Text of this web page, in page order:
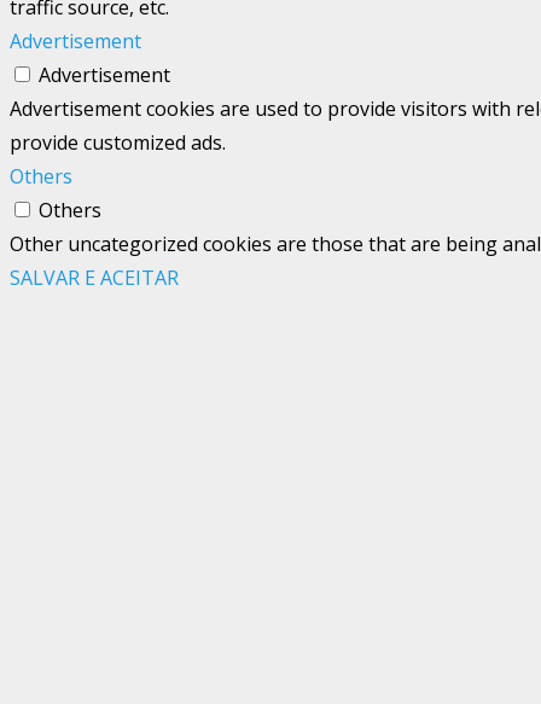
traffic source, etc.
Advertisement
Advertisement
Advertisement cookies are used to provide visitors with
provide customized ads.
Others
Others
Other uncategorized cookies are those that are being
SALVAR E ACEITAR